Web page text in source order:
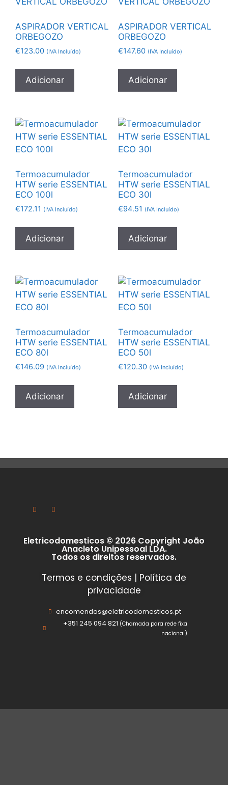
ASPIRADOR VERTICAL
ORBEGOZO
€123.00 (IVA Incluído)
Adicionar
ASPIRADOR VERTICAL
ORBEGOZO
€147.60 (IVA Incluído)
Adicionar
Termoacumulador
HTW serie ESSENTIAL
ECO 100l
€172.11 (IVA Incluído)
Adicionar
Termoacumulador
HTW serie ESSENTIAL
ECO 30l
€94.51 (IVA Incluído)
Adicionar
Termoacumulador
HTW serie ESSENTIAL
ECO 80l
€146.09 (IVA Incluído)
Adicionar
Termoacumulador
HTW serie ESSENTIAL
ECO 50l
€120.30 (IVA Incluído)
Adicionar
Eletricodomesticos © 2026 Copyright João
Anacleto Unipessoal LDA.
Todos os direitos reservados.
Termos e condições | Política de
privacidade
encomendas@eletricodomesticos.pt
+351 245 094 821 (Chamada para rede fixa
nacional)